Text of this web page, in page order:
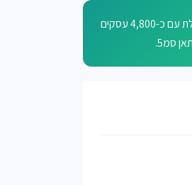
רחוב אל קסר בירושלים הוא רחוב בעל שם ערבי שפירושו 'הארמון' או 'הטירה'. הסביבה עירונית ופועלת עם כ-4,800 עסקים